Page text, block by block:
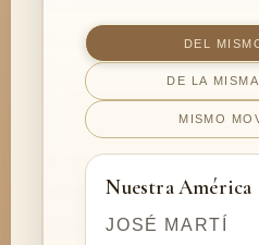
DEL
DE LA
MISMO
Nuestra América
JOSÉ MARTÍ